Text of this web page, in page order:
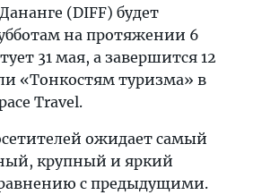
(DIFF) будет
на протяжении 6
31 мая, а завершится 12
«Тонкостям туризма» в
Travel.
ожидает самый
крупный и яркий
с предыдущими.